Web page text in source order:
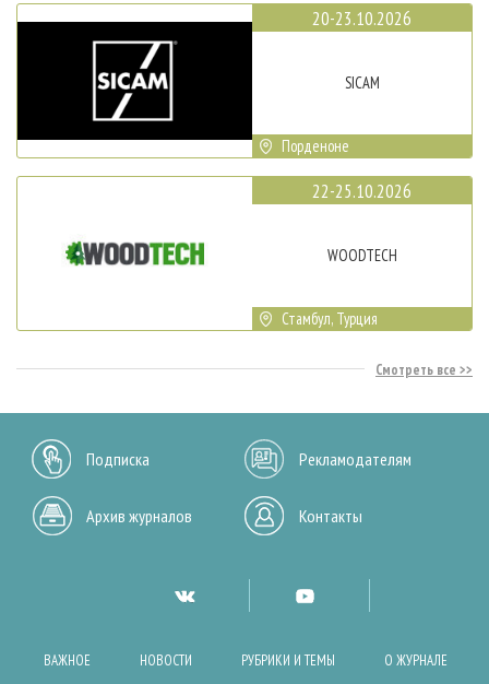
20-23.10.2026
SICAM
Порденоне
22-25.10.2026
WOODTECH
Стамбул, Турция
Смотреть все
Подписка Рекламодателям
Архив журналов Контакты
ВАЖНОЕ НОВОСТИ РУБРИКИ И ТЕМЫ О ЖУРНАЛЕ